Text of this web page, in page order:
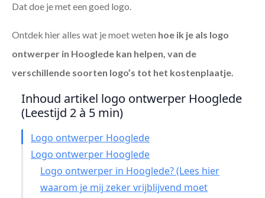
Dat doe je met een goed logo.
Ontdek hier alles wat je moet weten hoe ik je als logo
ontwerper in Hooglede kan helpen, van de
verschillende soorten logo’s tot het kostenplaatje.
Inhoud artikel logo ontwerper Hooglede
(Leestijd 2 à 5 min)
Logo ontwerper Hooglede
Logo ontwerper Hooglede
Logo ontwerper in Hooglede? (Lees hier
waarom je mij zeker vrijblijvend moet